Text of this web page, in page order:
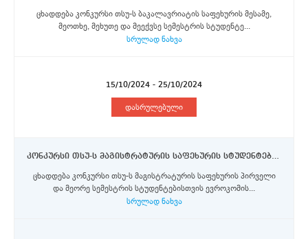
ცხადდება კონკურსი თსუ-ს ბაკალავრიატის საფეხურის მესამე,
მეოთხე, მეხუთე და მეექვსე სემესტრის სტუდენტე...
სრულად ნახვა
15/10/2024 - 25/10/2024
დასრულებული
კონკურსი თსუ-ს მაგისტრატურის საფეხურის სტუდენტებისთვის ერაზმუს+ პროგრამის სტიპენდიების მოსაპოვებლად
ცხადდება კონკურსი თსუ-ს მაგისტრატურის საფეხურის პირველი
და მეორე სემესტრის სტუდენტებისთვის ევროკომის...
სრულად ნახვა